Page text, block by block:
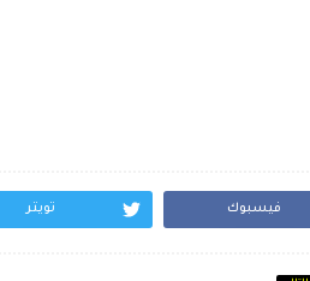
فيسبوك تويتر